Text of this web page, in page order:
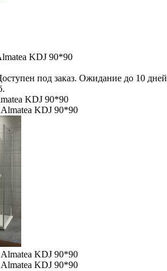
KDJ 90*90
под заказ. Ожидание до 10 дней
KDJ 90*90